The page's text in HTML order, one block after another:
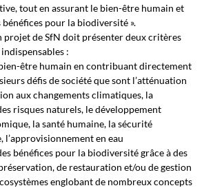
tout en assurant le bien-être humain et
pour la biodiversité ».
projet de SfN doit présenter deux critères
:
être humain en contribuant directement
défis de société que sont l’atténuation
aux changements climatiques, la
risques naturels, le développement
la santé humaine, la sécurité
l’approvisionnement en eau
bénéfices pour la biodiversité grâce à des
de restauration et/ou de gestion
englobant de nombreux concepts